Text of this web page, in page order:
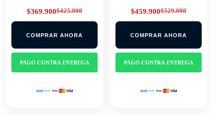
$425.000
Original
price
$425.000.
$369.900Current
price
$369.900.
COMPRAR AHORA
PAGO CONTRA ENTREGA
$529.000
Original
price
$529.000.
$459.900Current
price
$459.900.
COMPRAR AHORA
PAGO CONTRA ENTREGA